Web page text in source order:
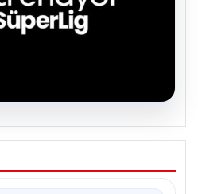
açıklaması!